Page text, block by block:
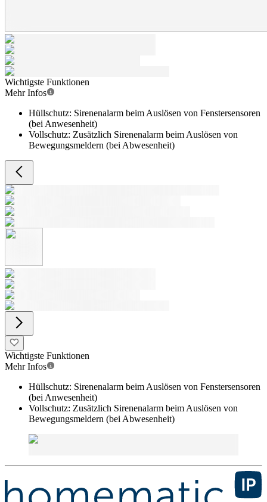
Wichtigste Funktionen
Mehr Infos
Hüllschutz: Sirenenalarm beim Auslösen von Fenstersensoren
(bei Anwesenheit)
Vollschutz: Zusätzlich Sirenenalarm beim Auslösen von
Bewegungsmeldern (bei Abwesenheit)
Wichtigste Funktionen
Mehr Infos
Hüllschutz: Sirenenalarm beim Auslösen von Fenstersensoren
(bei Anwesenheit)
Vollschutz: Zusätzlich Sirenenalarm beim Auslösen von
Bewegungsmeldern (bei Abwesenheit)